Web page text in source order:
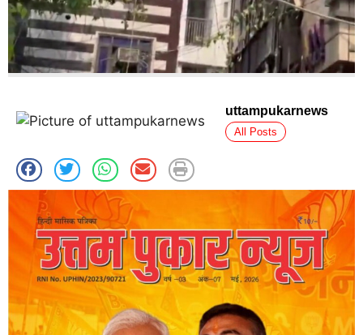
uttampukarnews
All Posts